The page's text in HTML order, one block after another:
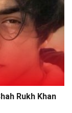
Rukh Khan